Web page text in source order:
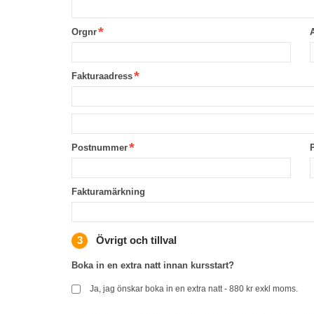
Orgnr
Fakturaadress
Postnummer
Fakturamärkning
Övrigt och tillval
Boka in en extra natt innan kursstart?
Ja, jag önskar boka in en extra natt - 880 kr exkl moms.